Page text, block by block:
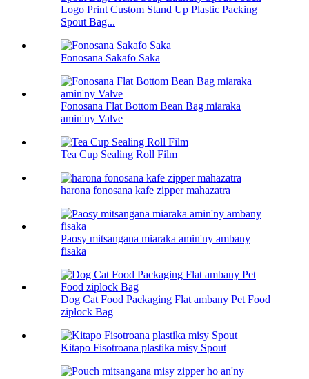
Logo Print Custom Stand Up Plastic Packing
Spout Bag...
Fonosana Sakafo Saka
Fonosana Flat Bottom Bean Bag miaraka
amin'ny Valve
Tea Cup Sealing Roll Film
harona fonosana kafe zipper mahazatra
Paosy mitsangana miaraka amin'ny ambany
fisaka
Dog Cat Food Packaging Flat ambany Pet Food
ziplock Bag
Kitapo Fisotroana plastika misy Spout